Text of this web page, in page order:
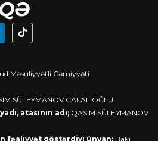
Məsuliyyətli Cəmiyyəti
SÜLEYMANOV CALAL OĞLU
atasının adı; QASIM SÜLEYMANOV
fəaliyyət göstərdiyi ünvan; Bakı